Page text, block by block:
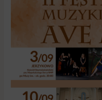
Jerzykowie
Festiwal
Muzyki
Sakralnej